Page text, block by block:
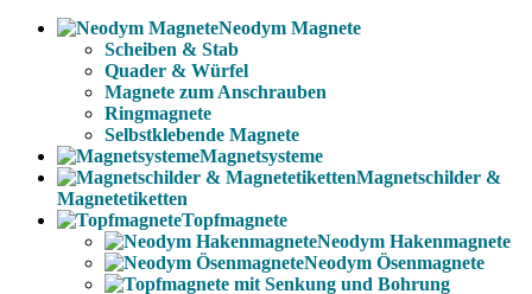
Neodym Magnete
Scheiben & Stab
Quader & Würfel
Magnete zum Anschrauben
Ringmagnete
Selbstklebende Magnete
Magnetsysteme
Magnetschilder &
Magnetetiketten
Topfmagnete
Neodym Hakenmagnete
Neodym Ösenmagnete